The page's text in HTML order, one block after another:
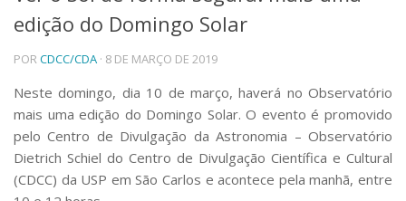
Telefones e Mapas
Pessoas
Ensino
Graduação
Pós-Graduação
Educação a distância
Cursos de Extensão
Pesquisa e Inovação
edição do Domingo Solar
PORCDCC/CDA · 8 DE MARÇO DE 2019
Neste domingo, dia 10 de março, haverá no Observatório
mais uma edição do Domingo Solar. O evento é promovido
pelo Centro de Divulgação da Astronomia – Observatório
Dietrich Schiel do Centro de Divulgação Científica e Cultural
(CDCC) da USP em São Carlos e acontece pela manhã, entre